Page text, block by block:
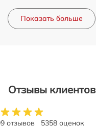
Показать больше
Отзывы клиентов
отзывов 5358 оценок